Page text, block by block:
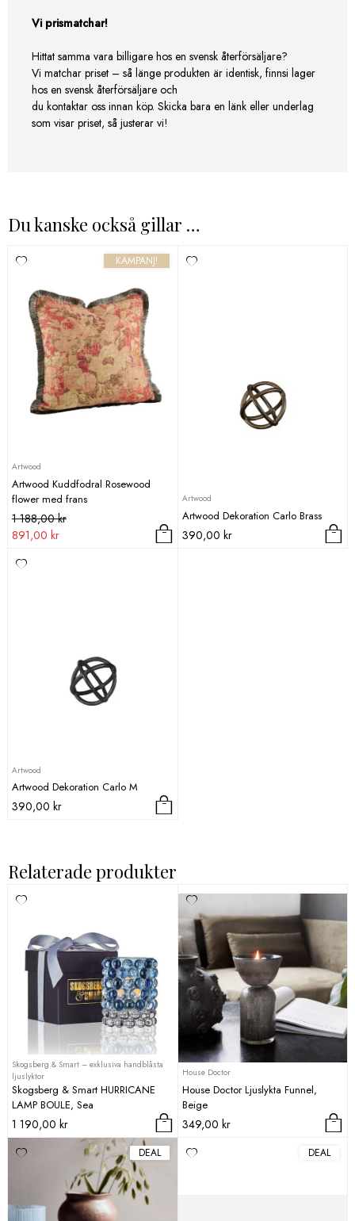
Vi prismatchar!
Hittat samma vara billigare hos en svensk återförsäljare?
Vi matchar priset – så länge produkten är identisk, finnsi lager
hos en svensk återförsäljare och
du kontaktar oss innan köp. Skicka bara en länk eller underlag
som visar priset, så justerar vi!
Du kanske också gillar …
KAMPANJ!
Artwood
Artwood Kuddfodral Rosewood
flower med frans
1 188,00kr
Det
ursprungliga
var:
891,00 kr
Det
nuvarande
är:
här
Artwood
Artwood Dekoration Carlo Brass
390,00 kr
Artwood
Artwood Dekoration Carlo M
390,00 kr
Relaterade produkter
Skogsberg & Smart – exklusiva handblåsta
ljuslyktor
Skogsberg & Smart HURRICANE
LAMP BOULE, Sea
1 190,00 kr
House Doctor
House Doctor Ljuslykta Funnel,
Beige
349,00 kr
DEAL DEAL